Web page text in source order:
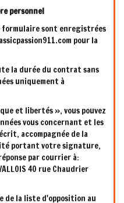
personnel
sont enregistrées
pour la
la durée du contrat sans
uniquement à
et libertés », vous pouvez
vous concernant et les
accompagnée de la
portant votre signature,
par courrier à:
40 rue Chaudrier
de la liste d'opposition au